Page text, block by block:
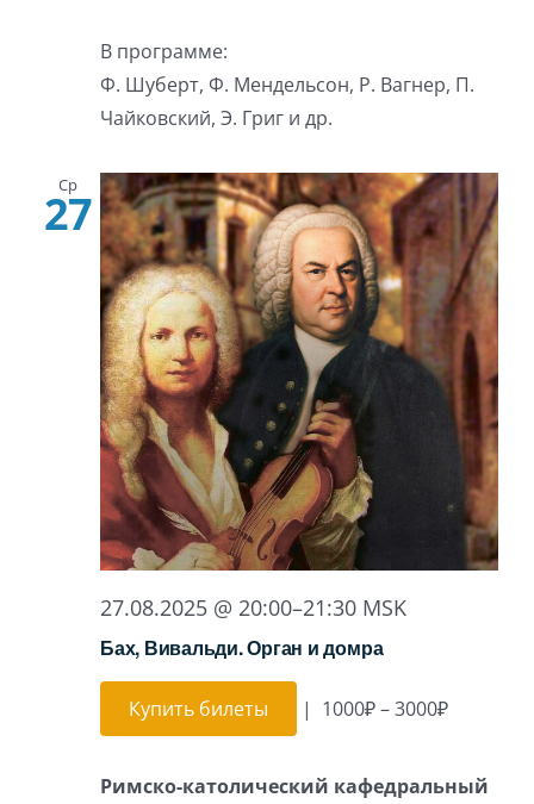
В программе:
Ф. Шуберт, Ф. Мендельсон, Р. Вагнер, П.
Чайковский, Э. Григ и др.
Ср
27
27.08.2025 @ 20:00–21:30 MSK
Бах, Вивальди. Орган и домра
Купить билеты | 1000₽ – 3000₽
Римско-католический кафедральный